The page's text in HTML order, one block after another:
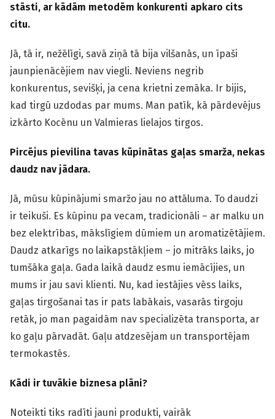
stāsti, ar kādām metodēm konkurenti apkaro cits
citu.
Jā, tā ir, nežēlīgi, savā ziņā tā bija vilšanās, un īpaši
jaunpienācējiem nav viegli. Neviens negrib
konkurentus, sevišķi, ja cena krietni zemāka. Ir bijis,
kad tirgū uzdodas par mums. Man patīk, kā pārdevējus
izkārto Kocēnu un Valmieras lielajos tirgos.
Pircējus pievilina tavas kūpinātas gaļas smarža, nekas
daudz nav jādara.
Jā, mūsu kūpinājumi smaržo jau no attāluma. To daudzi
ir teikuši. Es kūpinu pa vecam, tradicionāli – ar malku un
bez elektrības, mākslīgiem dūmiem un aromatizētājiem.
Daudz atkarīgs no laikapstākļiem – jo mitrāks laiks, jo
tumšāka gaļa. Gada laikā daudz esmu iemācījies, un
mums ir jau savi klienti. Nu, kad iestājies vēss laiks,
gaļas tirgošanai tas ir pats labākais, vasarās tirgoju
retāk, jo man pagaidām nav specializēta transporta, ar
ko gaļu pārvadāt. Gaļu atdzesējam un transportējam
termokastēs.
Kādi ir tuvākie biznesa plāni?
Noteikti tiks radīti jauni produkti, vairāk